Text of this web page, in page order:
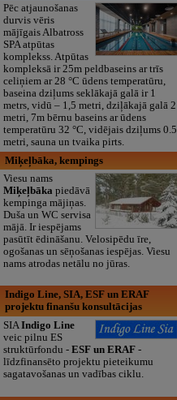
Pēc atjaunošanas
durvis vēris
mājīgais Albatross
SPA atpūtas
komplekss. Atpūtas
kompleksā ir 25m peldbaseins ar trīs
celiņiem ar 28 °C ūdens temperatūru,
baseina dziļums seklākajā galā ir 1
metrs, vidū – 1,5 metri, dziļākajā galā 2
metri, 7m bērnu baseins ar ūdens
temperatūru 32 °C, vidējais dziļums 0.5
metri, sauna un tvaika pirts.
Miķeļbāka, kempings
Viesu nams
Miķeļbāka piedāvā
kempinga mājiņas.
Duša un WC servisa
mājā. Ir iespējams
pasūtīt ēdināšanu. Velosipēdu īre,
ogošanas un sēņošanas iespējas. Viesu
nams atrodas netālu no jūras.
Indigo Line, SIA, ESF un ERAF
projektu finanšu konsultācijas
SIA Indigo Line
veic pilnu ES
struktūrfondu - ESF un ERAF-
līdzfinansēto projektu pieteikumu
sagatavošanas un vadības ciklu.